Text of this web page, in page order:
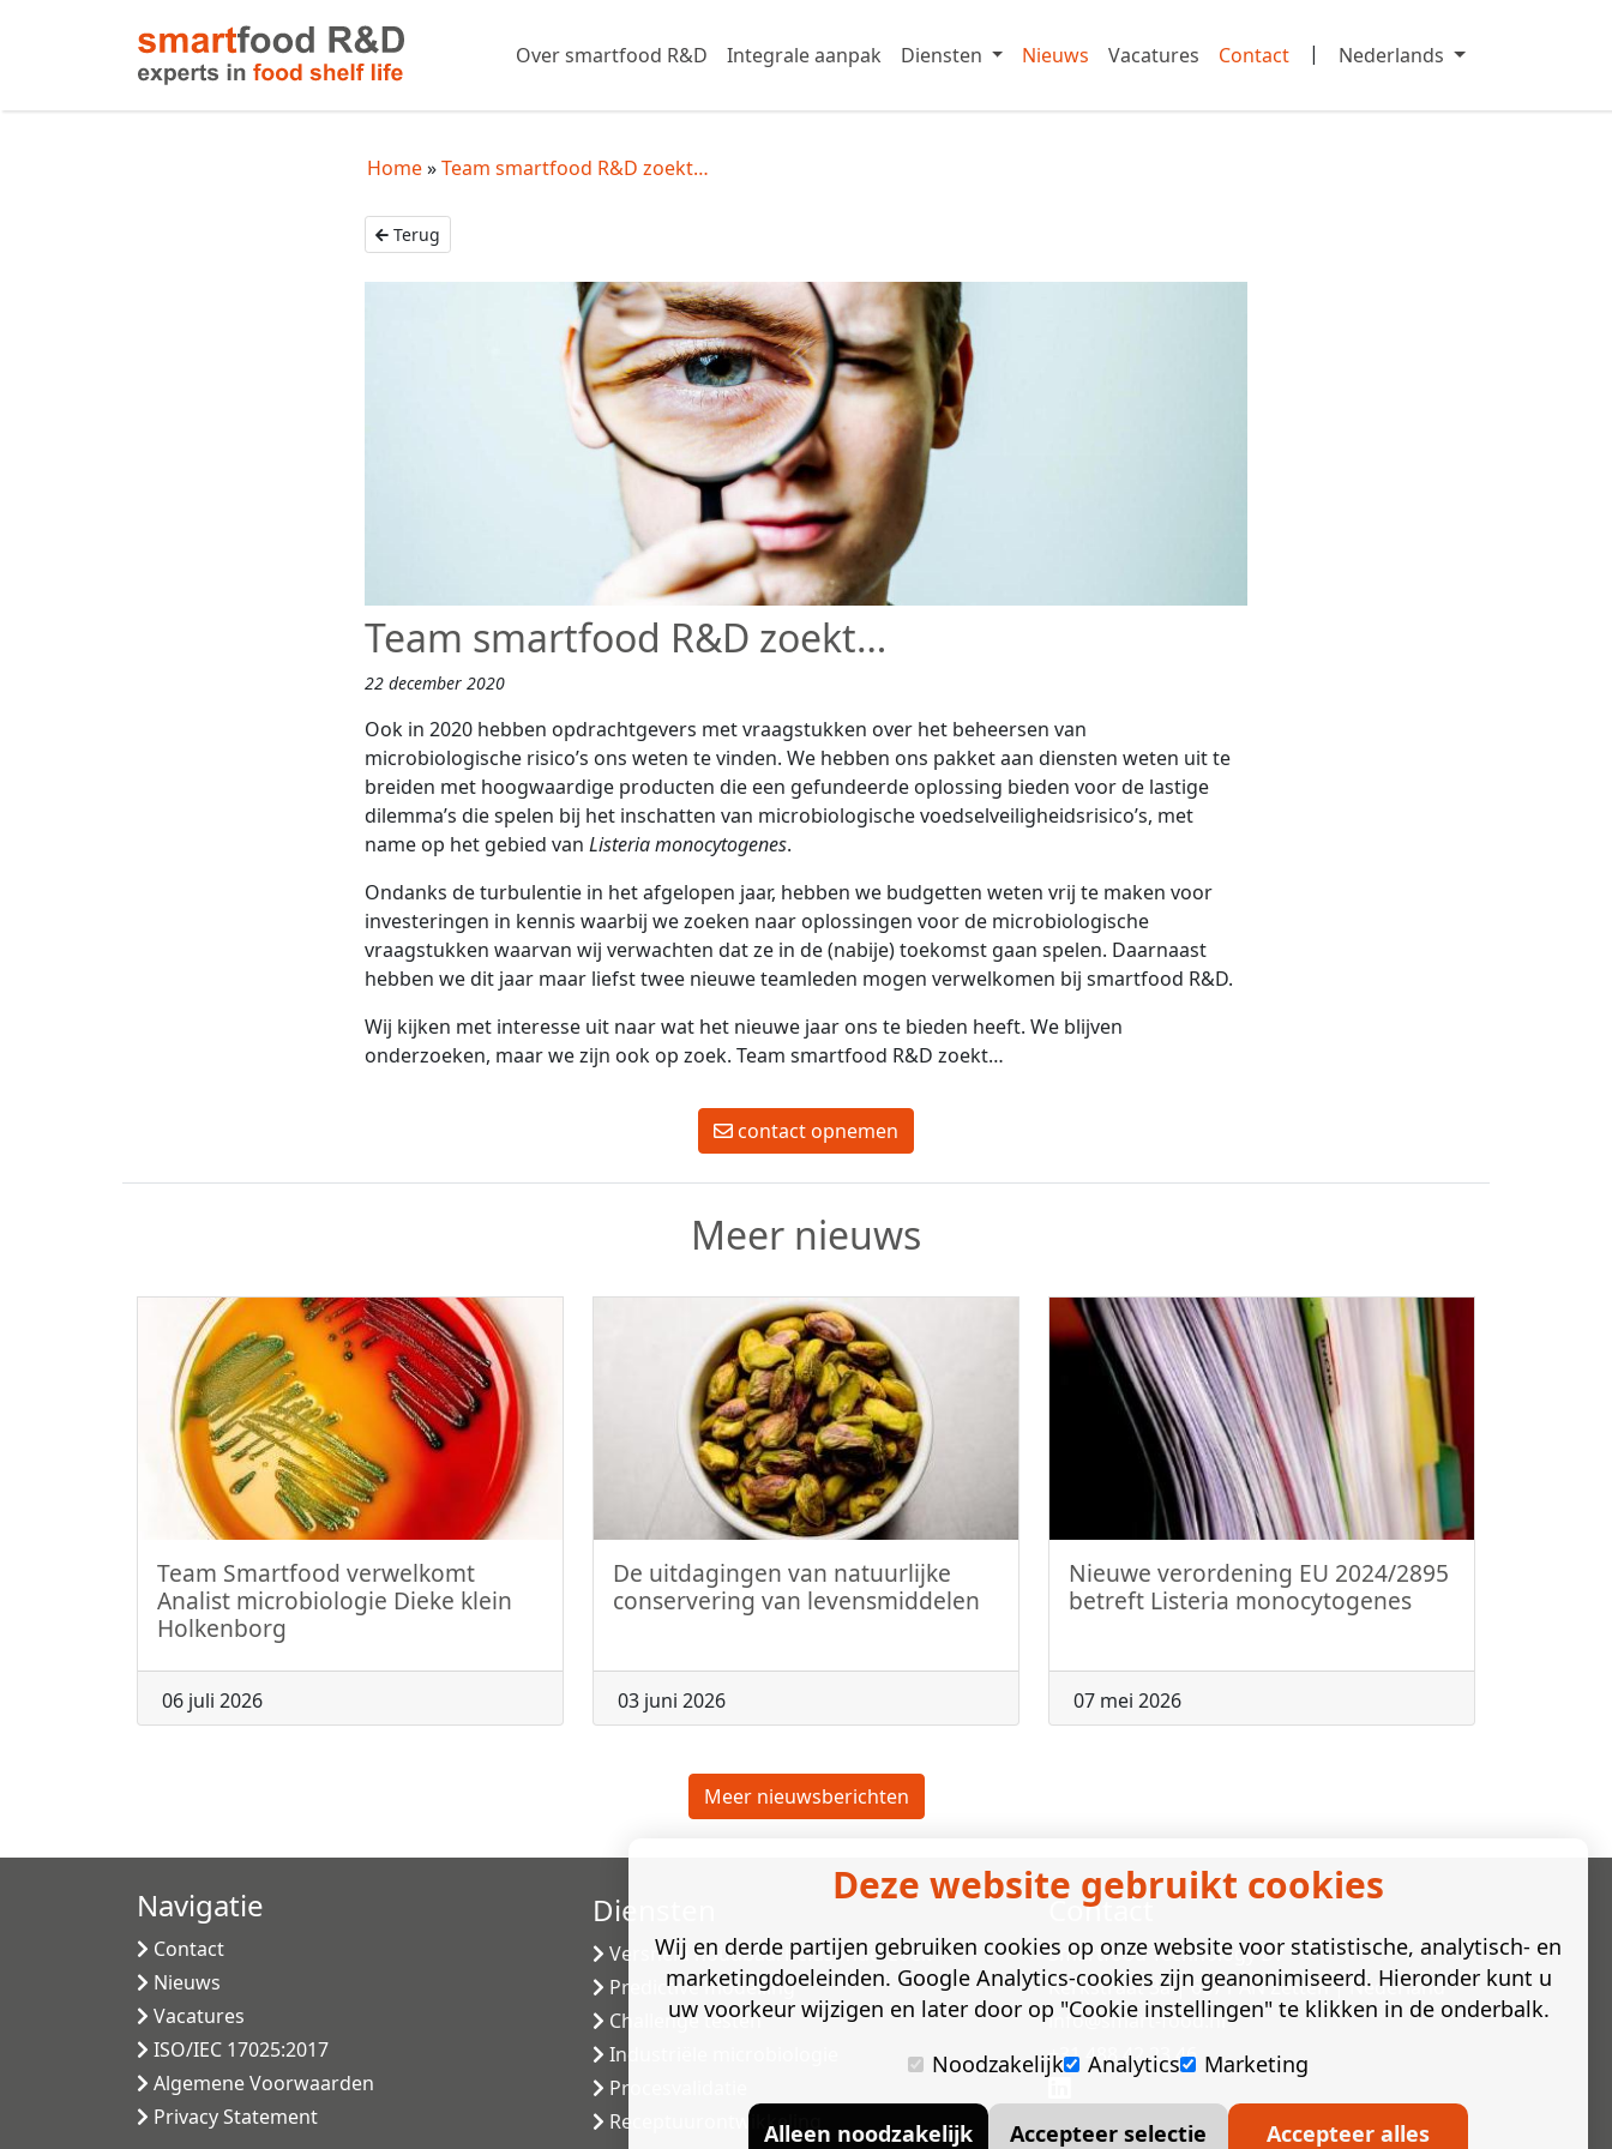
Over smartfood R&D Integrale aanpak Diensten Nieuws Vacatures Contact | Nederlands
Home Team smartfood R&D zoekt…
Terug
Team smartfood R&D zoekt…
22 december 2020
Ook in 2020 hebben opdrachtgevers met vraagstukken over het beheersen van
microbiologische risico’s ons weten te vinden. We hebben ons pakket aan diensten weten uit te
breiden met hoogwaardige producten die een gefundeerde oplossing bieden voor de lastige
dilemma’s die spelen bij het inschatten van microbiologische voedselveiligheidsrisico’s, met
name op het gebied van Listeria monocytogenes.
Ondanks de turbulentie in het afgelopen jaar, hebben we budgetten weten vrij te maken voor
investeringen in kennis waarbij we zoeken naar oplossingen voor de microbiologische
vraagstukken waarvan wij verwachten dat ze in de (nabije) toekomst gaan spelen. Daarnaast
hebben we dit jaar maar liefst twee nieuwe teamleden mogen verwelkomen bij smartfood R&D.
Wij kijken met interesse uit naar wat het nieuwe jaar ons te bieden heeft. We blijven
onderzoeken, maar we zijn ook op zoek. Team smartfood R&D zoekt…
contact opnemen
Meer nieuws
Team Smartfood verwelkomt
Analist microbiologie Dieke klein
Holkenborg
06 juli 2026
De uitdagingen van natuurlijke
conservering van levensmiddelen
03 juni 2026
Nieuwe verordening EU 2024/2895
betreft Listeria monocytogenes
07 mei 2026
Meer nieuwsberichten
Navigatie
Contact
Nieuws
Vacatures
ISO/IEC 17025:2017
Algemene Voorwaarden
Privacy Statement
Diensten
Versneld houdbaarheidsonderzoek
Predictive modelling
Challenge testen
Industriële microbiologie
Procesvalidatie
Receptuurontwikkeling
Contact
Smartfood Technology BV
Kerkstraat 3a | 6671 AN Zetten | Nederland
info@smart-food.nl
+31 488 42 23 46
Deze website gebruikt cookies
Wij en derde partijen gebruiken cookies op onze website voor statistische, analytisch- en
marketingdoeleinden. Google Analytics-cookies zijn geanonimiseerd. Hieronder kunt u
uw voorkeur wijzigen en later door op "Cookie instellingen" te klikken in de onderbalk.
Noodzakelijk
Analytics Marketing
Alleen noodzakelijk Accepteer selectie Accepteer alles